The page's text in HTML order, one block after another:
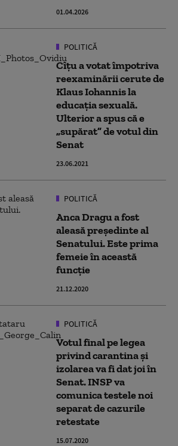
01.04.2026
POLITICĂ
Cîțu a votat împotriva
reexaminării cerute de
Klaus Iohannis la
educația sexuală.
Ulterior a spus că e
„supărat” de votul din
Senat
23.06.2021
POLITICĂ
Anca Dragu a fost
aleasă președinte al
Senatului. Este prima
femeie în această
funcție
21.12.2020
POLITICĂ
Votul final pe legea
privind carantina și
izolarea va fi dat joi în
Senat. INSP va
comunica testele noi
separat de cazurile
retestate
15.07.2020